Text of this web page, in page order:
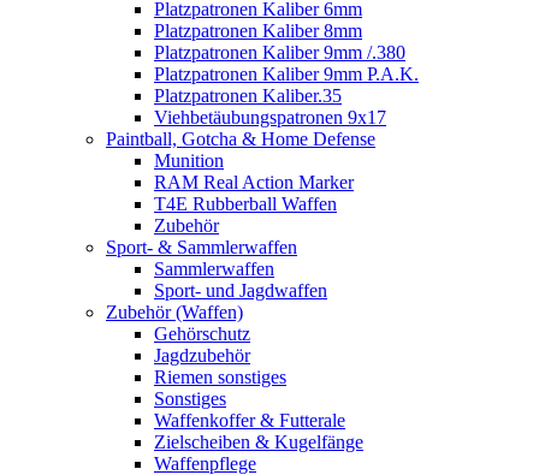
Platzpatronen Kaliber 6mm
Platzpatronen Kaliber 8mm
Platzpatronen Kaliber 9mm /.380
Platzpatronen Kaliber 9mm P.A.K.
Platzpatronen Kaliber.35
Viehbetäubungspatronen 9x17
Paintball, Gotcha & Home Defense
Munition
RAM Real Action Marker
T4E Rubberball Waffen
Zubehör
Sport- & Sammlerwaffen
Sammlerwaffen
Sport- und Jagdwaffen
Zubehör (Waffen)
Gehörschutz
Jagdzubehör
Riemen sonstiges
Sonstiges
Waffenkoffer & Futterale
Zielscheiben & Kugelfänge
Waffenpflege